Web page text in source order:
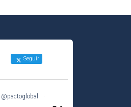
Seguir
@pactoglobal
·